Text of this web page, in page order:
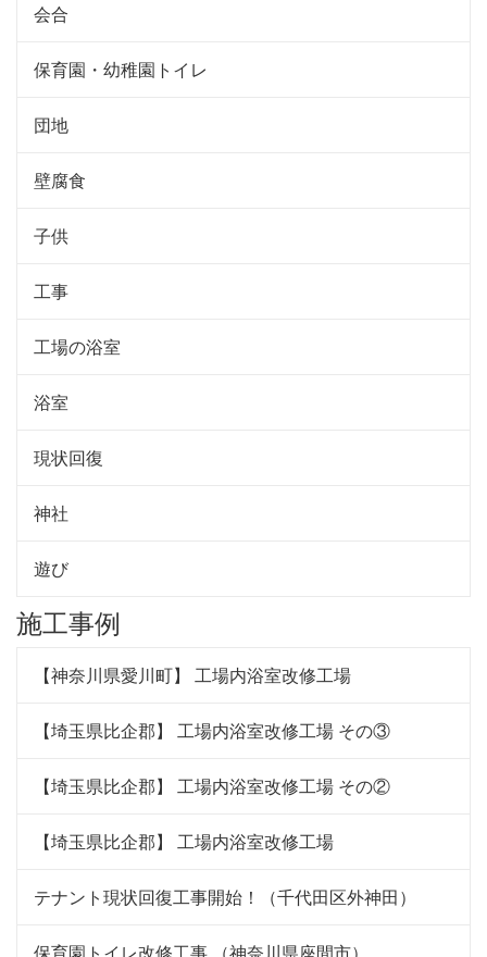
会合
保育園・幼稚園トイレ
団地
壁腐食
子供
工事
工場の浴室
浴室
現状回復
神社
遊び
施工事例
【神奈川県愛川町】 工場内浴室改修工場
【埼玉県比企郡】 工場内浴室改修工場 その③
【埼玉県比企郡】 工場内浴室改修工場 その②
【埼玉県比企郡】 工場内浴室改修工場
テナント現状回復工事開始！（千代田区外神田）